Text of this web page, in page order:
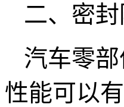
二、密
汽车零
性能可以